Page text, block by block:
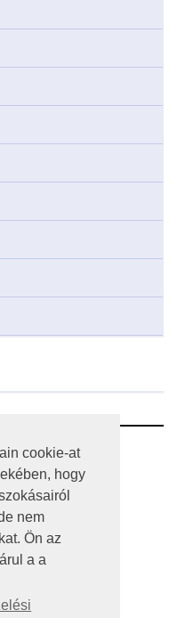
cookie-at
hogy
nem
Ön az
a a